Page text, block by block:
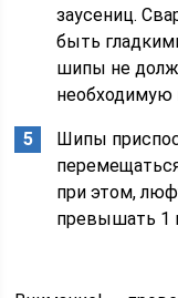
заусениц.
быть
шипы не
необходимую
Шипы
при этом,
превышать 1